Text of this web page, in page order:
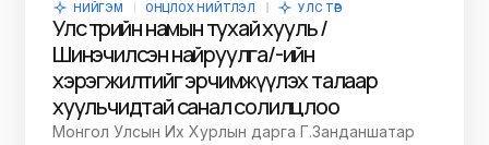
НИЙГЭМ ОНЦЛОХ НИЙТЛЭЛ УЛС ТӨР
Улс төрийн намын тухай хууль /
Шинэчилсэн найруулга/-ийн
хэрэгжилтийг эрчимжүүлэх талаар
хуульчидтай санал солилцлоо
Монгол Улсын Их Хурлын дарга Г.Занданшатар